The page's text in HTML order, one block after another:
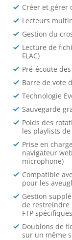
Créer et gérer
Lecteurs
Gestion du
Lecture de
FLAC)
Pré-écoute
Barre de vote
Technologie
Sauvegarde
Poids des
les playlists
Prise en
navigateur
microphone)
Compatible
pour les
Gestion
de restreindre
FTP spécifiques
Doublons de
sur un même